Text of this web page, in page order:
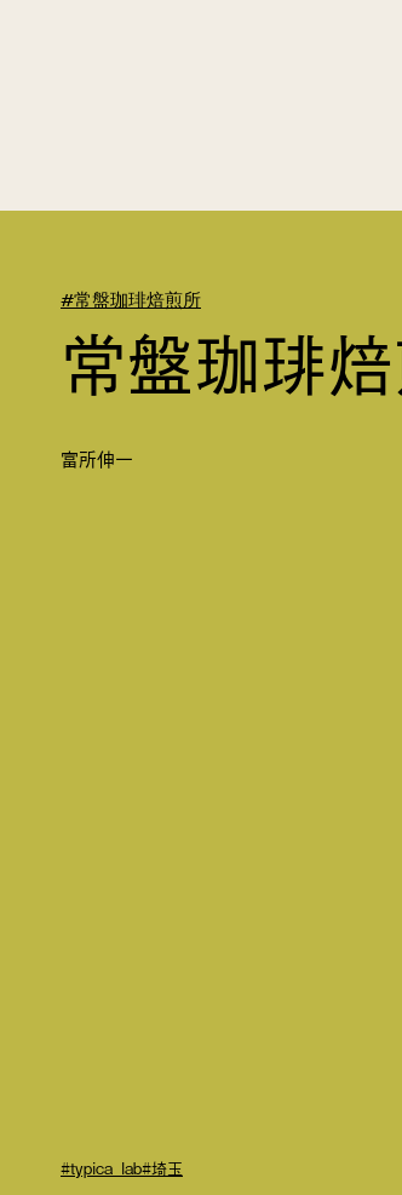
#常盤珈琲焙煎所
常盤珈琲
富所伸一
#typica_lab#埼玉